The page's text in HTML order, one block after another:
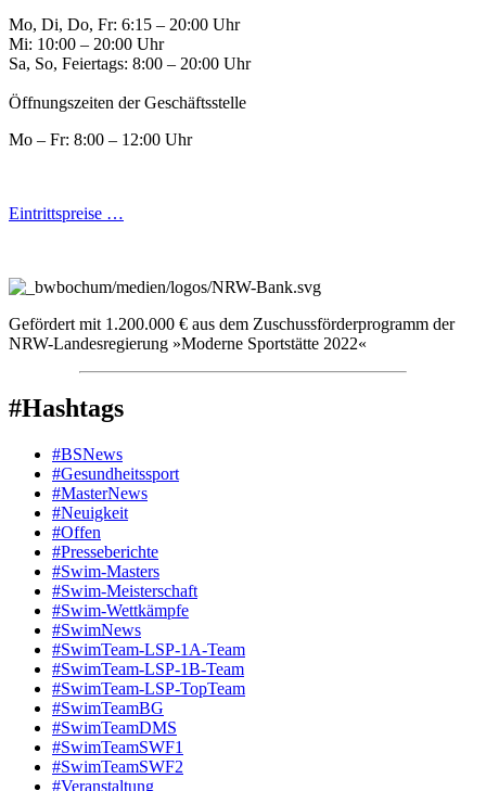
Mo, Di, Do, Fr: 6:15 – 20:00 Uhr
Mi: 10:00 – 20:00 Uhr
Sa, So, Feiertags: 8:00 – 20:00 Uhr
Öffnungszeiten der Geschäftsstelle
Mo – Fr: 8:00 – 12:00 Uhr
Eintrittspreise …
Gefördert mit 1.200.000 € aus dem Zuschussförderprogramm der
NRW-Landesregierung »Moderne Sportstätte 2022«
#Hashtags
#BSNews
#Gesundheitssport
#MasterNews
#Neuigkeit
#Offen
#Presse­berichte
#Swim-Masters
#Swim-Meister­schaft
#Swim-Wett­kämpfe
#SwimNews
#SwimTeam-LSP-1A-Team
#SwimTeam-LSP-1B-Team
#SwimTeam-LSP-TopTeam
#SwimTeamBG
#SwimTeamDMS
#SwimTeamSWF1
#SwimTeamSWF2
#Veranstaltung